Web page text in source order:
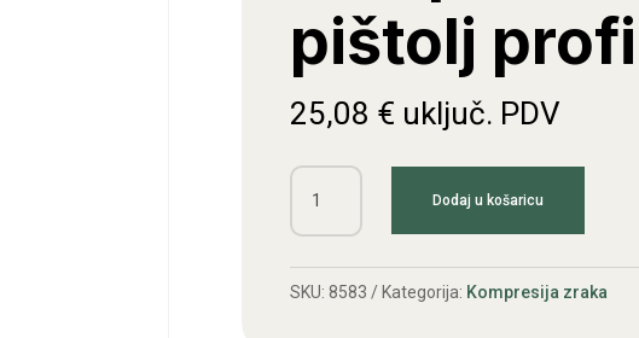
pištolj profi
25,08 € uključ. PDV
Kompresorski
pištolj
količina
Dodaj u košaricu
SKU: 8583 Kategorija: Kompresija zraka